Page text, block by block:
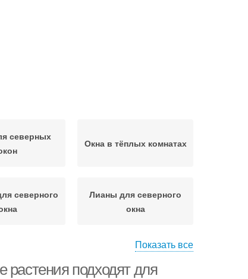
северных
Окна в тёплых комнатах
северного
Лианы для северного
окна
Показать все
растения подходят для